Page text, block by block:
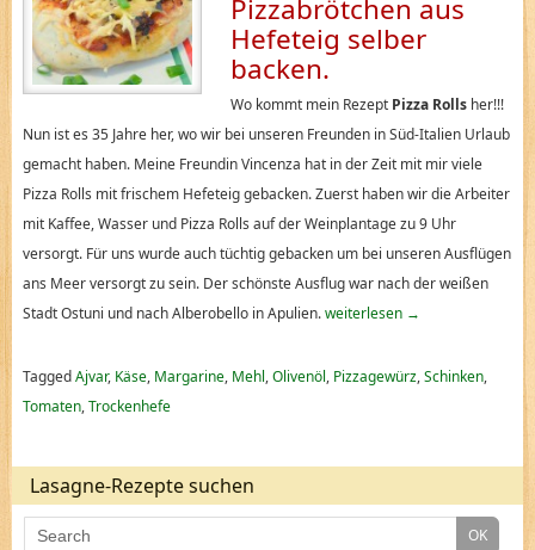
Pizzabrötchen aus
Hefeteig selber
backen.
Wo kommt mein Rezept Pizza Rollsher!!!
Nun ist es 35 Jahre her, wo wir bei unseren Freunden in Süd-Italien Urlaub
gemacht haben. Meine Freundin Vincenza hat in der Zeit mit mir viele
Pizza Rolls mit frischem Hefeteig gebacken. Zuerst haben wir die Arbeiter
mit Kaffee, Wasser und Pizza Rolls auf der Weinplantage zu 9 Uhr
versorgt. Für uns wurde auch tüchtig gebacken um bei unseren Ausflügen
ans Meer versorgt zu sein. Der schönste Ausflug war nach der weißen
Stadt Ostuni und nach Alberobello in Apulien.weiterlesen →
TaggedAjvar, Käse, Margarine, Mehl,Olivenöl, Pizzagewürz,Schinken,
Tomaten,Trockenhefe
Lasagne-Rezepte suchen